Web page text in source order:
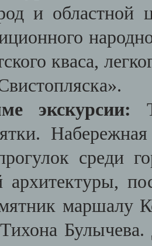
и областной
кваса,
экскурсии:
среди
архитектуры,
маршалу